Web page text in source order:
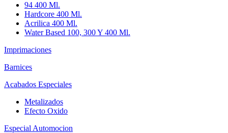
94 400 Ml.
Hardcore 400 Ml.
Acrilica 400 Ml.
Water Based 100, 300 Y 400 Ml.
Imprimaciones
Barnices
Acabados Especiales
Metalizados
Efecto Oxido
Especial Automocion